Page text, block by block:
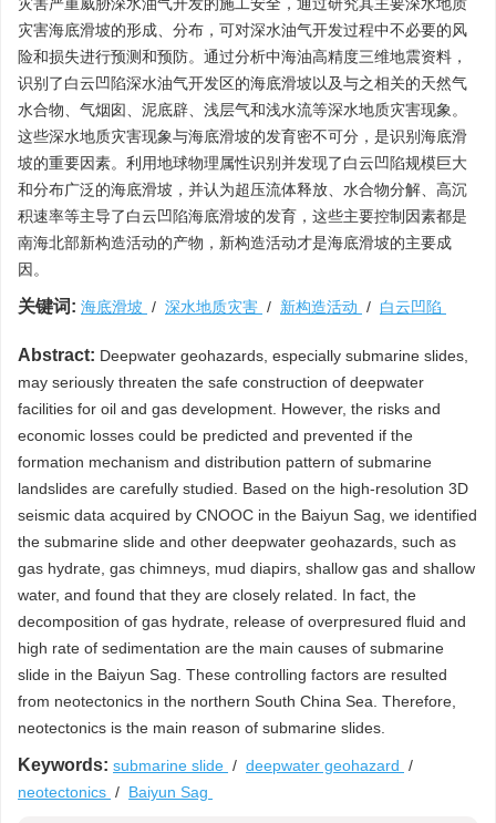
灾害海底滑坡的形成、分布，可对深水油气开发过程中不必要的风
险和损失进行预测和预防。通过分析中海油高精度三维地震资料，
识别了白云凹陷深水油气开发区的海底滑坡以及与之相关的天然气
水合物、气烟囱、泥底辟、浅层气和浅水流等深水地质灾害现象。
这些深水地质灾害现象与海底滑坡的发育密不可分，是识别海底滑
坡的重要因素。利用地球物理属性识别并发现了白云凹陷规模巨大
和分布广泛的海底滑坡，并认为超压流体释放、水合物分解、高沉
积速率等主导了白云凹陷海底滑坡的发育，这些主要控制因素都是
南海北部新构造活动的产物，新构造活动才是海底滑坡的主要成
因。
关键词: 海底滑坡 / 深水地质灾害 / 新构造活动 / 白云凹陷
Abstract: Deepwater geohazards, especially submarine slides,
may seriously threaten the safe construction of deepwater
facilities for oil and gas development. However, the risks and
economic losses could be predicted and prevented if the
formation mechanism and distribution pattern of submarine
landslides are carefully studied. Based on the high-resolution 3D
seismic data acquired by CNOOC in the Baiyun Sag, we identified
the submarine slide and other deepwater geohazards, such as
gas hydrate, gas chimneys, mud diapirs, shallow gas and shallow
water, and found that they are closely related. In fact, the
decomposition of gas hydrate, release of overpresured fluid and
high rate of sedimentation are the main causes of submarine
slide in the Baiyun Sag. These controlling factors are resulted
from neotectonics in the northern South China Sea. Therefore,
neotectonics is the main reason of submarine slides.
Keywords: submarine slide / deepwater geohazard /
neotectonics / Baiyun Sag